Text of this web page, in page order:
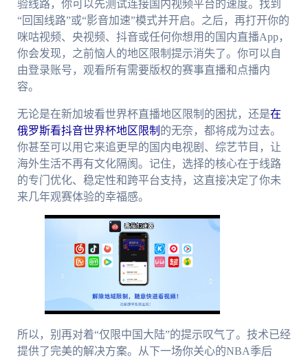
验线路，你可以先测试连接国内视频平台的速度。找到
“回国线路”或“影音加速”模式并开启。之后，再打开你的
咪咕视频、央视频、抖音或任何你想用的国内直播App，
你会发现，之前恼人的地区限制提示消失了。你可以自
由登录账号，观看所有需要版权的赛事直播和点播内
容。
无论是在新加坡看世界杯直播地区限制的困扰，还是在
俄罗斯看抖音世界杯地区限制 的无奈，都将成为过去。
你甚至可以用它来追更早的国内电视剧、综艺节目，让
海外生活不再有文化隔阂。记住，选择的核心在于线路
的专门优化、稳定性和跨平台支持，这直接决定了你未
来几年观赛体验的幸福感。
所以，别再对着“仅限中国大陆”的提示叹气了。技术已经
提供了完美的解决方案。从下一场你关心的NBA季后